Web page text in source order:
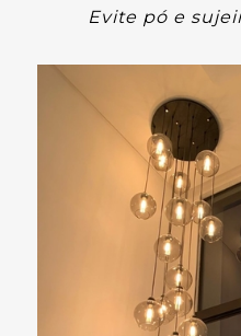
Evite pó e